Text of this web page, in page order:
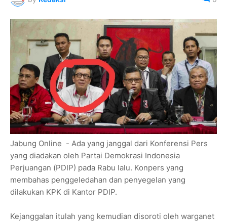
Jabung Online - Ada yang janggal dari Konferensi Pers
yang diadakan oleh Partai Demokrasi Indonesia
Perjuangan (PDIP) pada Rabu lalu. Konpers yang
membahas penggeledahan dan penyegelan yang
dilakukan KPK di Kantor PDIP.
Kejanggalan itulah yang kemudian disoroti oleh warganet